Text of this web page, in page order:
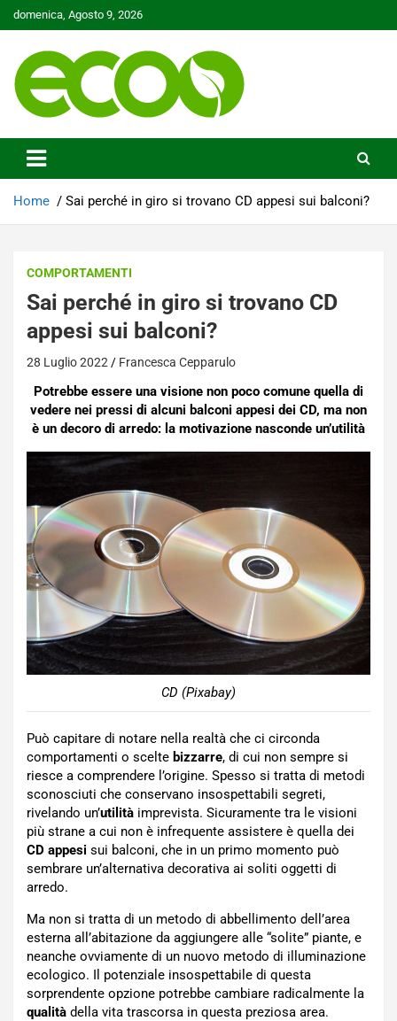
Skip
to
domenica, Agosto 9, 2026
Ecoo.it
Home Sai perché in giro si trovano CD appesi sui balconi?
COMPORTAMENTI
Sai perché in giro si trovano CD
appesi sui balconi?
28 Luglio 2022 Francesca Cepparulo
Potrebbe essere una visione non poco comune quella di
vedere nei pressi di alcuni balconi appesi dei CD, ma non
è un decoro di arredo: la motivazione nasconde un’utilità
CD (Pixabay)
Può capitare di notare nella realtà che ci circonda
comportamenti o scelte bizzarre, di cui non sempre si
riesce a comprendere l’origine. Spesso si tratta di metodi
sconosciuti che conservano insospettabili segreti,
rivelando un’utilità imprevista. Sicuramente tra le visioni
più strane a cui non è infrequente assistere è quella dei
CD appesi sui balconi, che in un primo momento può
sembrare un’alternativa decorativa ai soliti oggetti di
arredo.
Ma non si tratta di un metodo di abbellimento dell’area
esterna all’abitazione da aggiungere alle “solite” piante, e
neanche ovviamente di un nuovo metodo di illuminazione
ecologico. Il potenziale insospettabile di questa
sorprendente opzione potrebbe cambiare radicalmente la
qualità della vita trascorsa in questa preziosa area.